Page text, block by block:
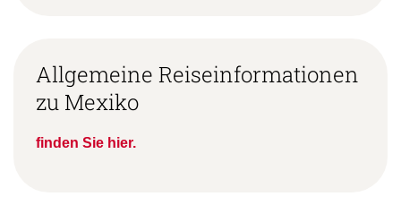
Allgemeine Reiseinformationen